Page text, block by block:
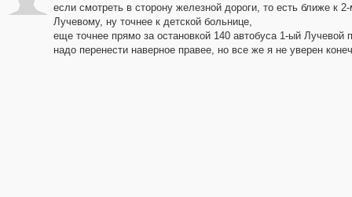
если смотреть в сторону железной дороги, то есть ближе к
Лучевому, ну точнее к детской больнице,
еще точнее прямо за остановкой 140 автобуса 1-ый Лучевой
надо перенести наверное правее, но все же я не уверен